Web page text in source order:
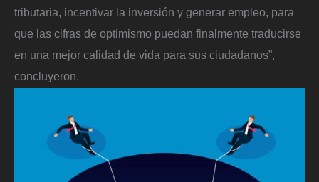
tributaria, incentivar la inversión y generar empleo, para
que las cifras de optimismo puedan finalmente traducirse
en una mejor calidad de vida para sus ciudadanos”,
concluyeron.